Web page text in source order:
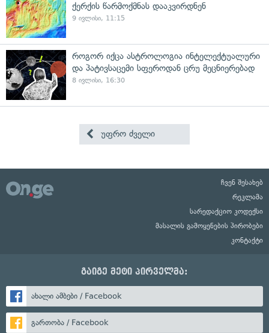
ქერქის წარმოქმნას დააკვირდნენ
9 ივლისი, 11:15
როგორ იქცა ასტროლოგია ინტელექტუალური
და პატივსაცემი სფეროდან ცრუ მეცნიერებად
8 ივლისი, 16:30
უფრო ძველი
ჩვენ შესახებ
რეკლამა
სარედაქციო კოდექსი
მასალის გამოყენების პირობები
კონტაქტი
გაიგე მეტი პირველმა:
ახალი ამბები / Facebook
გართობა / Facebook